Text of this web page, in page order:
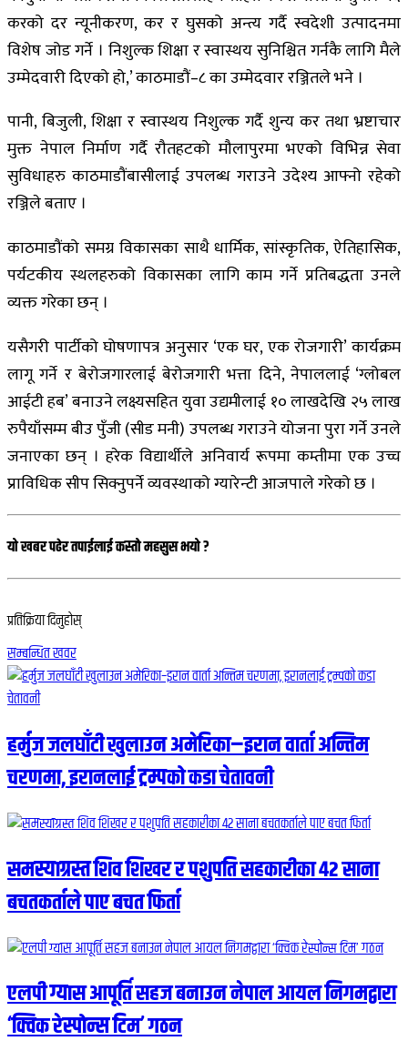
करको दर न्यूनीकरण, कर र घुसको अन्त्य गर्दै स्वदेशी उत्पादनमा
विशेष जोड गर्ने । निशुल्क शिक्षा र स्वास्थय सुनिश्चित गर्नकै लागि मैले
उम्मेदवारी दिएको हो,’ काठमाडौं–८ का उम्मेदवार रञ्जितले भने ।
पानी, बिजुली, शिक्षा र स्वास्थय निशुल्क गर्दै शुन्य कर तथा भ्रष्टाचार
मुक्त नेपाल निर्माण गर्दै रौतहटको मौलापुरमा भएको विभिन्न सेवा
सुविधाहरु काठमाडौंबासीलाई उपलब्ध गराउने उदेश्य आफ्नो रहेको
रञ्जिले बताए ।
काठमाडौंको समग्र विकासका साथै धार्मिक, सांस्कृतिक, ऐतिहासिक,
पर्यटकीय स्थलहरुको विकासका लागि काम गर्ने प्रतिबद्धता उनले
व्यक्त गरेका छन् ।
यसैगरी पार्टीको घोषणापत्र अनुसार ‘एक घर, एक रोजगारी’ कार्यक्रम
लागू गर्ने र बेरोजगारलाई बेरोजगारी भत्ता दिने, नेपाललाई ‘ग्लोबल
आईटी हब’ बनाउने लक्ष्यसहित युवा उद्यमीलाई १० लाखदेखि २५ लाख
रुपैयाँसम्म बीउ पुँजी (सीड मनी) उपलब्ध गराउने योजना पुरा गर्ने उनले
जनाएका छन् । हरेक विद्यार्थीले अनिवार्य रूपमा कम्तीमा एक उच्च
प्राविधिक सीप सिक्नुपर्ने व्यवस्थाको ग्यारेन्टी आजपाले गरेको छ ।
यो खबर पढेर तपाईलाई कस्तो महसुस भयो ?
प्रतिक्रिया दिनुहोस्
सम्बन्धित खवर
हर्मुज जलघाँटी खुलाउन अमेरिका–इरान वार्ता अन्तिम
चरणमा, इरानलाई ट्रम्पको कडा चेतावनी
समस्याग्रस्त शिव शिखर र पशुपति सहकारीका ४२ साना
बचतकर्ताले पाए बचत फिर्ता
एलपी ग्यास आपूर्ति सहज बनाउन नेपाल आयल निगमद्वारा
‘क्विक रेस्पोन्स टिम’ गठन